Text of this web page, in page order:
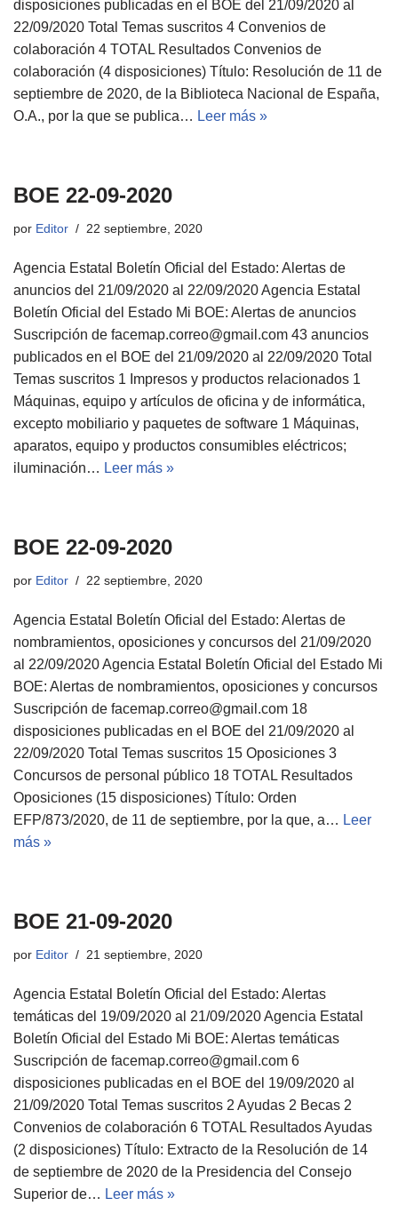
disposiciones publicadas en el BOE del 21/09/2020 al
22/09/2020 Total Temas suscritos 4 Convenios de
colaboración 4 TOTAL Resultados Convenios de
colaboración (4 disposiciones) Título: Resolución de 11 de
septiembre de 2020, de la Biblioteca Nacional de España,
O.A., por la que se publica… Leer más »
BOE 22-09-2020
por Editor 22 septiembre, 2020
Agencia Estatal Boletín Oficial del Estado: Alertas de
anuncios del 21/09/2020 al 22/09/2020 Agencia Estatal
Boletín Oficial del Estado Mi BOE: Alertas de anuncios
Suscripción de facemap.correo@gmail.com 43 anuncios
publicados en el BOE del 21/09/2020 al 22/09/2020 Total
Temas suscritos 1 Impresos y productos relacionados 1
Máquinas, equipo y artículos de oficina y de informática,
excepto mobiliario y paquetes de software 1 Máquinas,
aparatos, equipo y productos consumibles eléctricos;
iluminación… Leer más »
BOE 22-09-2020
por Editor 22 septiembre, 2020
Agencia Estatal Boletín Oficial del Estado: Alertas de
nombramientos, oposiciones y concursos del 21/09/2020
al 22/09/2020 Agencia Estatal Boletín Oficial del Estado Mi
BOE: Alertas de nombramientos, oposiciones y concursos
Suscripción de facemap.correo@gmail.com 18
disposiciones publicadas en el BOE del 21/09/2020 al
22/09/2020 Total Temas suscritos 15 Oposiciones 3
Concursos de personal público 18 TOTAL Resultados
Oposiciones (15 disposiciones) Título: Orden
EFP/873/2020, de 11 de septiembre, por la que, a… Leer
más »
BOE 21-09-2020
por Editor 21 septiembre, 2020
Agencia Estatal Boletín Oficial del Estado: Alertas
temáticas del 19/09/2020 al 21/09/2020 Agencia Estatal
Boletín Oficial del Estado Mi BOE: Alertas temáticas
Suscripción de facemap.correo@gmail.com 6
disposiciones publicadas en el BOE del 19/09/2020 al
21/09/2020 Total Temas suscritos 2 Ayudas 2 Becas 2
Convenios de colaboración 6 TOTAL Resultados Ayudas
(2 disposiciones) Título: Extracto de la Resolución de 14
de septiembre de 2020 de la Presidencia del Consejo
Superior de… Leer más »